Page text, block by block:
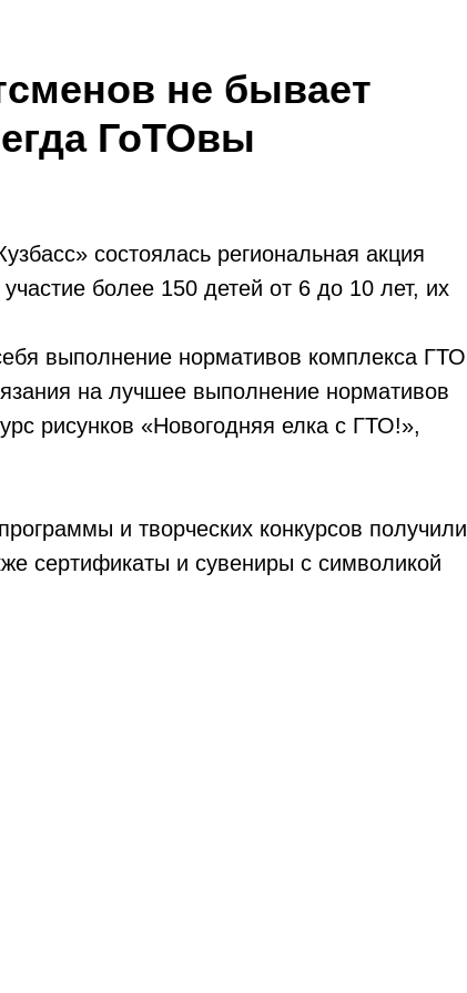
не бывает
ГоТОвы
состоялась региональная акция
более 150 детей от 6 до 10 лет, их
выполнение нормативов комплекса ГТО
на лучшее выполнение нормативов
рисунков «Новогодняя елка с ГТО!»,
и творческих конкурсов получили
сертификаты и сувениры с символикой